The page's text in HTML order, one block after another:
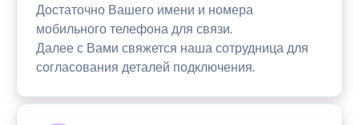
Достаточно Вашего имени и номера
мобильного телефона для связи.
Далее с Вами свяжется наша сотрудница для
согласования деталей подключения.